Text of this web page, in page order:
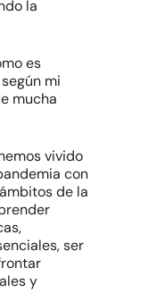
la
es
mi
mucha
vivido
con
de la
ser
y